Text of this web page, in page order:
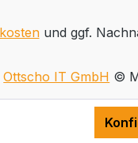
und ggf.
Ottscho IT GmbH ©